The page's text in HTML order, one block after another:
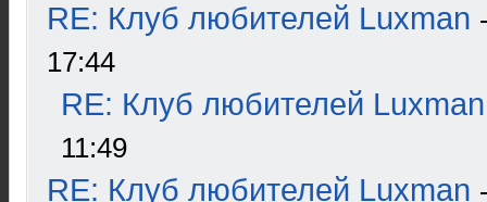
RE: Клуб любителей Luxman
17:44
RE: Клуб любителей Luxman
11:49
RE: Клуб любителей Luxman